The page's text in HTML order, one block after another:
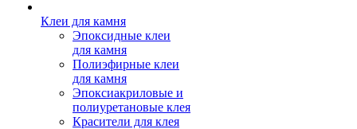
Клеи для камня
Эпоксидные клеи
для камня
Полиэфирные клеи
для камня
Эпоксиакриловые и
полиуретановые клея
Красители для клея